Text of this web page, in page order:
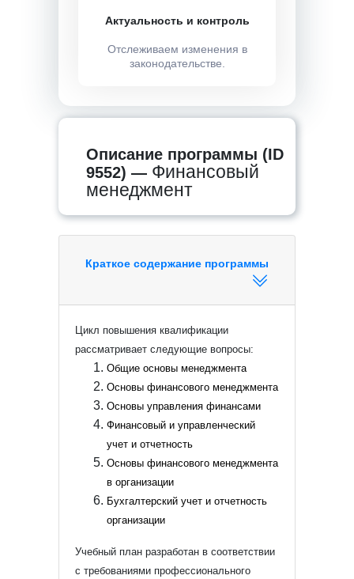
Актуальность и контроль
Отслеживаем изменения в
законодательстве.
Описание программы (ID
9552) — Финансовый
менеджмент
Краткое содержание программы
Цикл повышения квалификации
рассматривает следующие вопросы:
Общие основы менеджмента
Основы финансового менеджмента
Основы управления финансами
Финансовый и управленческий
учет и отчетность
Основы финансового менеджмента
в организации
Бухгалтерский учет и отчетность
организации
Учебный план разработан в соответствии
с требованиями профессионального